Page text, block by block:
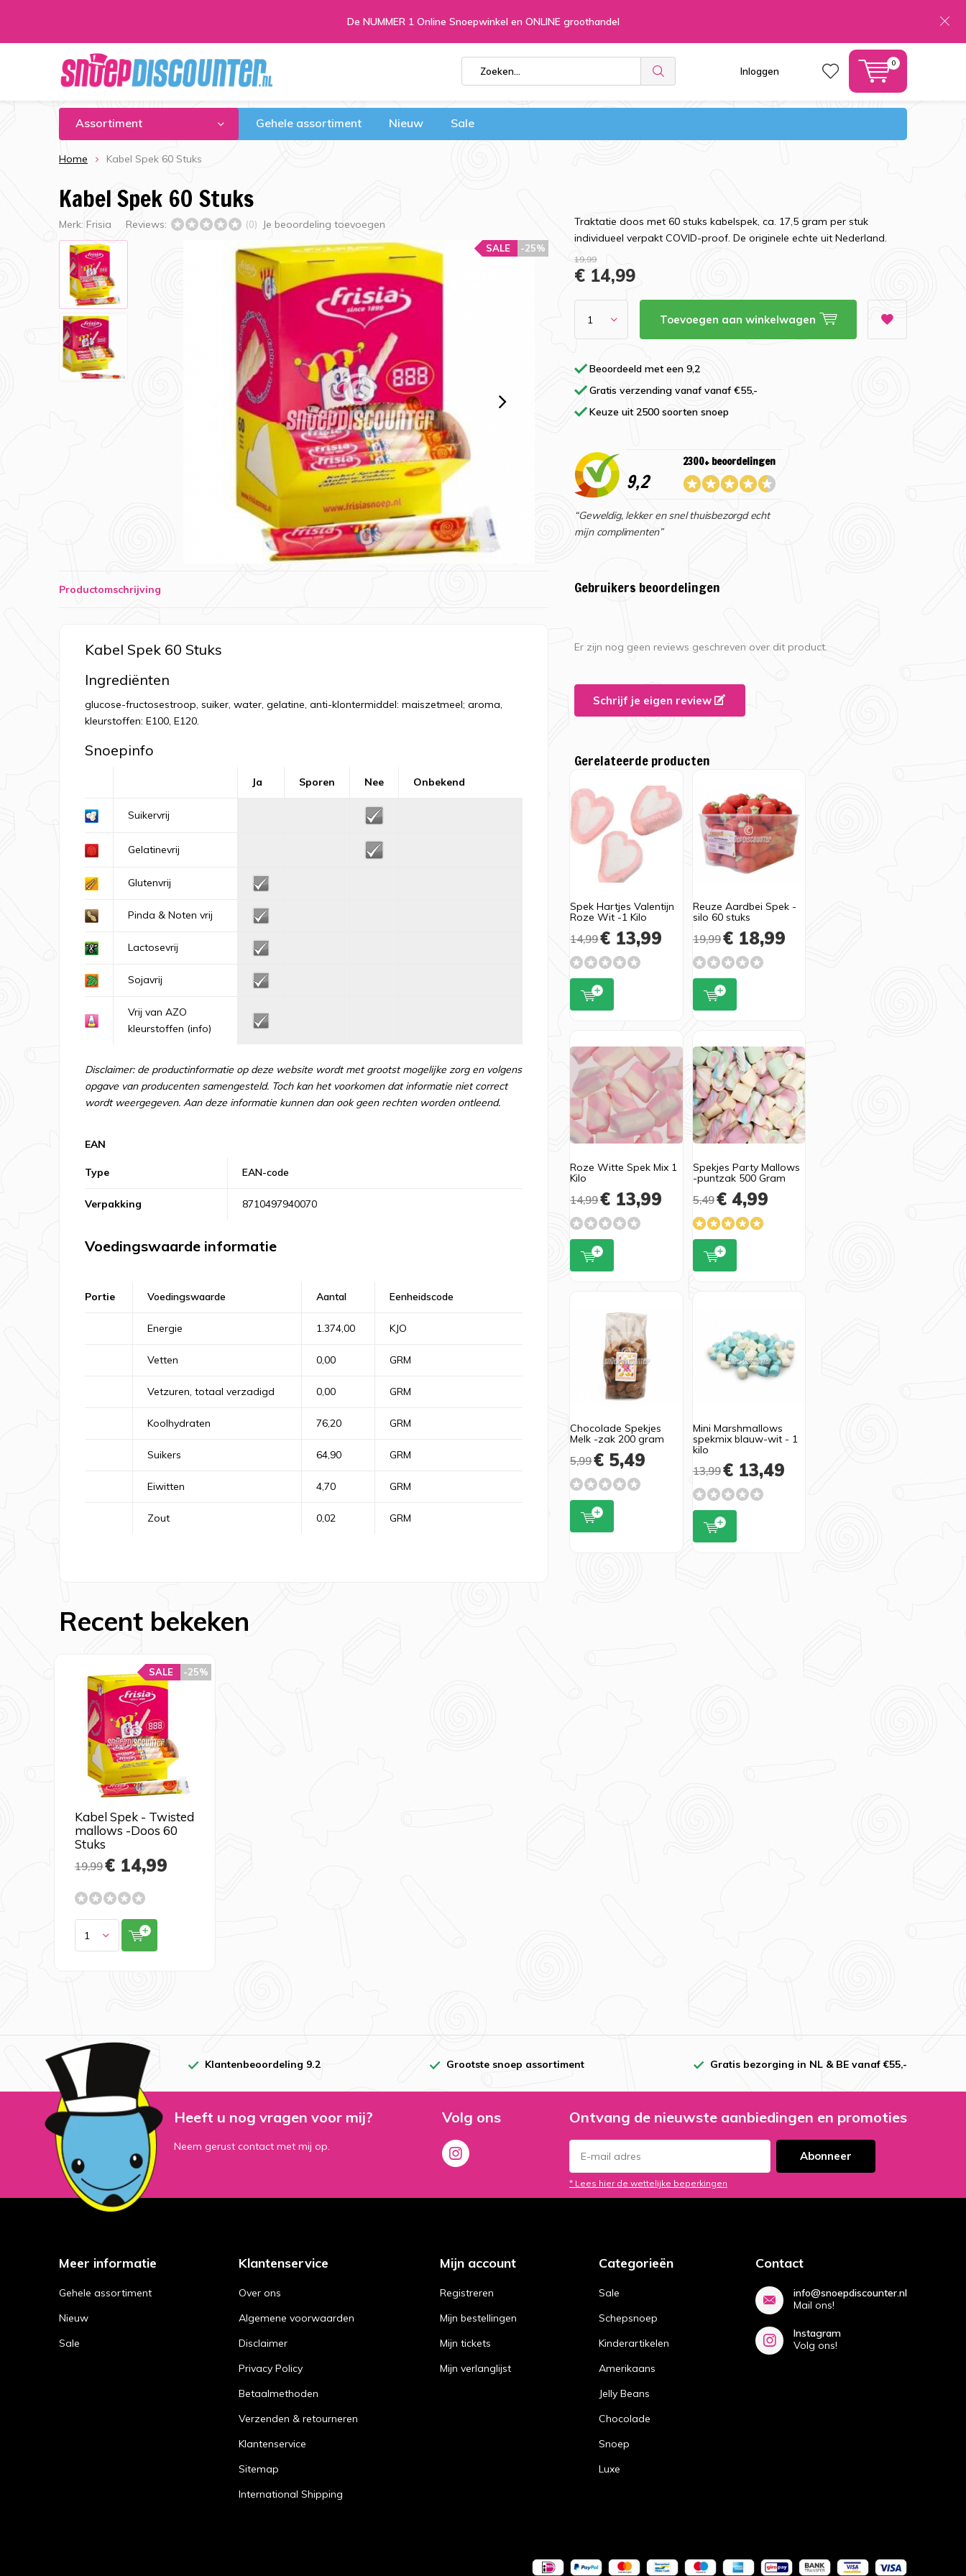
Inloggen
0
De NUMMER 1 Online Snoepwinkel en ONLINE groothandel
Assortiment Gehele assortiment Nieuw Sale
Home Kabel Spek 60 Stuks
Kabel Spek 60 Stuks
Merk: Frisia Reviews: (0) Je beoordeling toevoegen
-25%
SALE
Traktatie doos met 60 stuks kabelspek, ca. 17,5 gram per stuk
individueel verpakt COVID-proof. De originele echte uit Nederland.
19,99
€ 14,99
Toevoegen aan winkelwagen
Beoordeeld met een 9,2
Gratis verzending vanaf vanaf €55,-
Keuze uit 2500 soorten snoep
9,2
2300+ beoordelingen
“Geweldig, lekker en snel thuisbezorgd echt
mijn complimenten”
Productomschrijving
Kabel Spek 60 Stuks
Ingrediënten
glucose-fructosestroop, suiker, water, gelatine, anti-klontermiddel: maiszetmeel; aroma,
kleurstoffen: E100, E120.
Snoepinfo
Ja Sporen Nee Onbekend
Suikervrij
Gelatinevrij
Glutenvrij
Pinda & Noten vrij
Lactosevrij
Sojavrij
Vrij van AZO
kleurstoffen (info)
Disclaimer: de productinformatie op deze website wordt met grootst mogelijke zorg en volgens
opgave van producenten samengesteld. Toch kan het voorkomen dat informatie niet correct
wordt weergegeven. Aan deze informatie kunnen dan ook geen rechten worden ontleend.
EAN
Type EAN-code
Verpakking 8710497940070
Voedingswaarde informatie
Portie Voedingswaarde Aantal Eenheidscode
Energie 1.374,00 KJO
Vetten 0,00 GRM
Vetzuren, totaal verzadigd 0,00 GRM
Koolhydraten 76,20 GRM
Suikers 64,90 GRM
Eiwitten 4,70 GRM
Zout 0,02 GRM
Gebruikers beoordelingen
Er zijn nog geen reviews geschreven over dit product.
Schrijf je eigen review
Gerelateerde producten
Spek Hartjes Valentijn
Roze Wit -1 Kilo
14,99€ 13,99
Reuze Aardbei Spek -
silo 60 stuks
19,99€ 18,99
Roze Witte Spek Mix 1
Kilo
14,99€ 13,99
Spekjes Party Mallows
-puntzak 500 Gram
5,49€ 4,99
Chocolade Spekjes
Melk -zak 200 gram
5,99€ 5,49
Mini Marshmallows
spekmix blauw-wit - 1
kilo
13,99€ 13,49
Recent bekeken
Kabel Spek - Twisted
mallows -Doos 60
Stuks
-25%
SALE
19,99€ 14,99
Klantenbeoordeling 9.2 Grootste snoep assortiment Gratis bezorging in NL & BE vanaf €55,-
Heeft u nog vragen voor mij?
Neem gerust contact met mij op.
Volg ons Ontvang de nieuwste aanbiedingen en promoties
Abonneer
* Lees hier de wettelijke beperkingen
Meer informatie
Gehele assortiment
Nieuw
Sale
Klantenservice
Over ons
Algemene voorwaarden
Disclaimer
Privacy Policy
Betaalmethoden
Verzenden & retourneren
Klantenservice
Sitemap
International Shipping
Mijn account
Registreren
Mijn bestellingen
Mijn tickets
Mijn verlanglijst
Categorieën
Sale
Schepsnoep
Kinderartikelen
Amerikaans
Jelly Beans
Chocolade
Snoep
Luxe
Contact
info@snoepdiscounter.nl
Mail ons!
Instagram
Volg ons!